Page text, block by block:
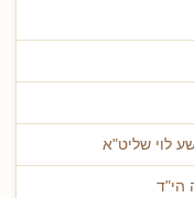
לוי שליט"א
הי"ד